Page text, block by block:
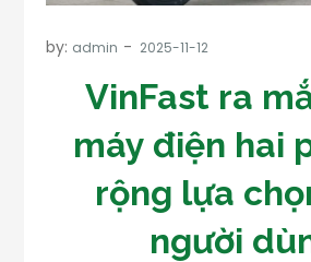
by: admin
VinFast ra
máy điện hai
rộng lựa
người